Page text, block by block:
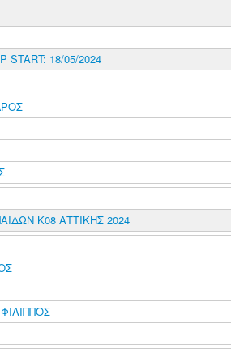
START: 18/05/2024
Κ08 ΑΤΤΙΚΗΣ 2024